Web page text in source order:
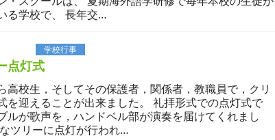
る学校で、 長年交…
学校行事
点灯式
高校生，そしてその保護者，関係者，教職員で，クリ
を迎えることが出来ました。 礼拝形式での点灯式で
ルが歌声を，ハンドベル部が演奏を届けてくれまし
ツリーに点灯が行われ…